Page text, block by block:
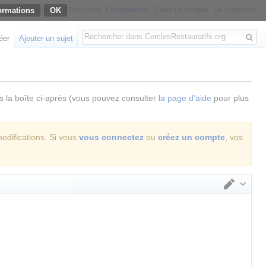
la boîte ci-après (vous pouvez consulter la page d’aide pour plus
Si vous vous connectez ou créez un compte, vos
Non connecté
Ajouter un sujet
Rechercher